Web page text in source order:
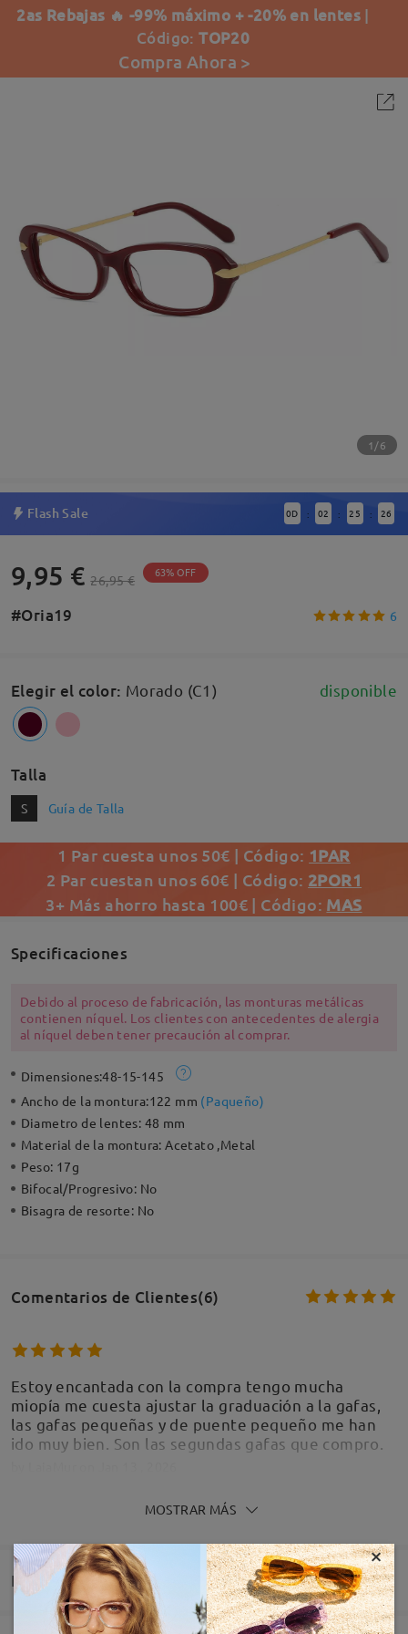
2as Rebajas 🔥 -99% máximo + -20% en lentes |
Código:TOP20
Compra Ahora >
1/6
Flash Sale 0D : 02 : 25 : 26
9,95 € 26,95 € 63% OFF
#Oria19 6
Elegir el color: Morado (C1) disponible
Talla
S Guía de Talla
1 Par cuesta unos 50€ | Código: 1PAR
2 Par cuestan unos 60€ | Código: 2POR1
3+ Más ahorro hasta 100€ | Código: MAS
Specificaciones
Debido al proceso de fabricación, las monturas metálicas
contienen níquel. Los clientes con antecedentes de alergia
al níquel deben tener precaución al comprar.
Dimensiones:48-15-145
Ancho de la montura:122 mm (Paqueño)
Diametro de lentes: 48 mm
Material de la montura:Acetato ,Metal
Peso: 17g
Bifocal/Progresivo: No
Bisagra de resorte: No
Comentarios de Clientes(6)
Estoy encantada con la compra tengo mucha
miopía me cuesta ajustar la graduación a la gafas,
las gafas pequeñas y de puente pequeño me han
ido muy bien. Son las segundas gafas que compro.
MOSTRAR MÁS
Entrega
×